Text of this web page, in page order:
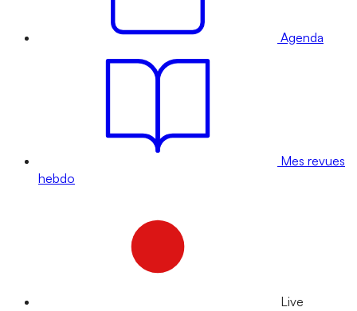
Agenda
Mes revues
hebdo
Live